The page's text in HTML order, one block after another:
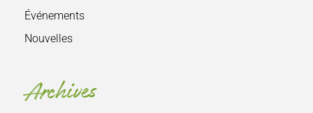
Événements
Nouvelles
Archives